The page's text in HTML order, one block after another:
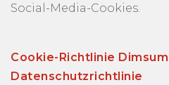
Social-Media-Cookies.
Cookie-Richtlinie
Datenschutzrichtlinie